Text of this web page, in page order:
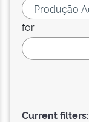
for
Current filters: